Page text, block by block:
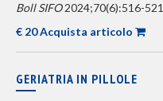
Boll SIFO2024;70(6):516-
€ 20 Acquista articolo
GERIATRIA IN PILLOLE